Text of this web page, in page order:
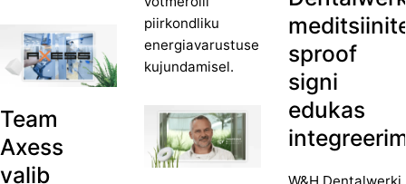
piirkondliku
energiavarustuse
kujundamisel.
sproof
signi
edukas
Team
Axess
valib